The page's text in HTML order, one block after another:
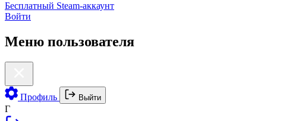
Бесплатный Steam-аккаунт
Войти
Меню пользователя
Профиль Выйти
Г